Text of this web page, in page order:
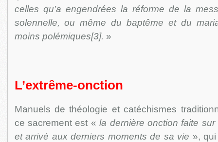
celles qu’a engendrées la réforme de la
solennelle, ou même du baptême et du
moins polémiques[3]. »
L’extrême-onction
Manuels de théologie et catéchismes
ce sacrement est « la dernière onction faite
et arrivé aux derniers moments de sa vie »,